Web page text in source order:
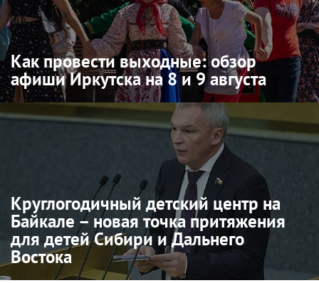
Как провести выходные: обзор
афиши Иркутска на 8 и 9 августа
Круглогодичный детский центр на
Байкале – новая точка притяжения
для детей Сибири и Дальнего
Востока